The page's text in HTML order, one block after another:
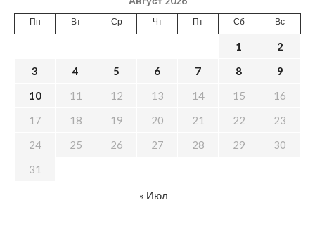
Пн Вт Ср Чт Пт Сб Вс
1
2
3
4 5 6 7 8
9
10
11 12 13 14 15
16
17
18 19 20 21 22
23
24
25 26 27 28 29
30
31
« Июл